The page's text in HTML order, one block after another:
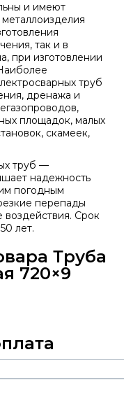
и имеют
так и в
при изготовлении
труб
дренажа и
площадок, малых
скамеек,
труб —
надежность
погодным
перепады
Срок
лет.
Труба
720×9